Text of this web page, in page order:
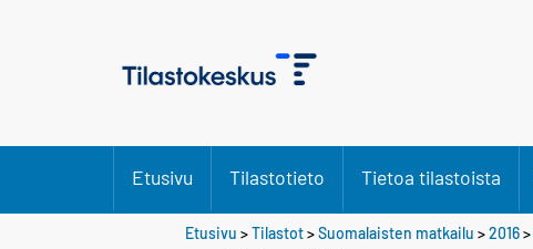
Etusivu Tilastotieto Tietoa tilastoista
Etusivu >Tilastot>Suomalaisten matkailu >2016>